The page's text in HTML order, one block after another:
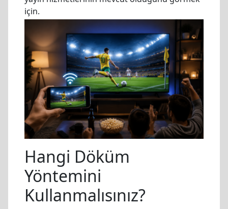
için.
Hangi Döküm
Yöntemini
Kullanmalısınız?